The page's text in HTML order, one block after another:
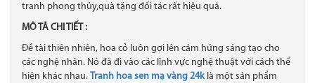
tranh phong thủy,quà tặng đối tác rất hiệu quả.
MÔ TẢ CHI TIẾT :
Đề tài thiên nhiên, hoa cỏ luôn gợi lên cảm hứng sáng tạo cho
các nghệ nhân. Nó đã đi vào các lĩnh vực nghệ thuật với cách thể
hiện khác nhau. Tranh hoa sen mạ vàng 24klà một sản phẩm